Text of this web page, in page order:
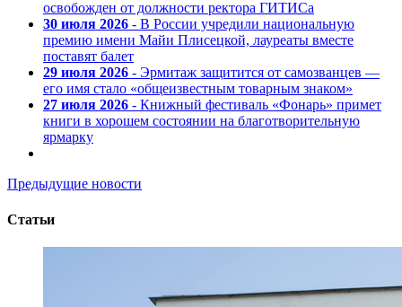
освобожден от должности ректора ГИТИСа
30 июля 2026 - В России учредили национальную
премию имени Майи Плисецкой, лауреаты вместе
поставят балет
29 июля 2026 - Эрмитаж защитится от самозванцев —
его имя стало «общеизвестным товарным знаком»
27 июля 2026 - Книжный фестиваль «Фонарь» примет
книги в хорошем состоянии на благотворительную
ярмарку
Предыдущие новости
Статьи